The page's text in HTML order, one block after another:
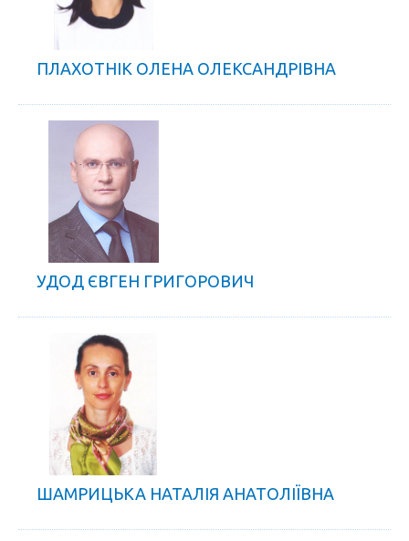
ПЛАХОТНІК ОЛЕНА ОЛЕКСАНДРІВНА
УДОД ЄВГЕН ГРИГОРОВИЧ
ШАМРИЦЬКА НАТАЛІЯ АНАТОЛІЇВНА